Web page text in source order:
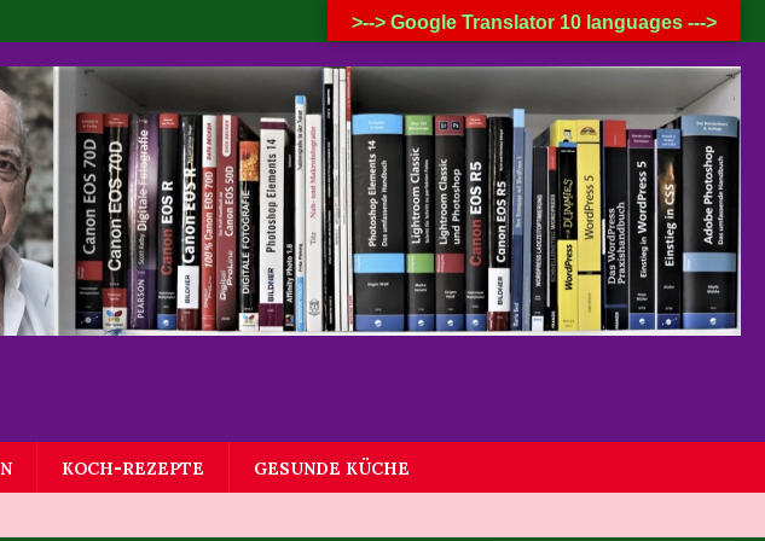
7. AUGUST 2026
KOCH-REZEPTE GESUNDE KÜCHE
>--> Google Translator 10 languages --->